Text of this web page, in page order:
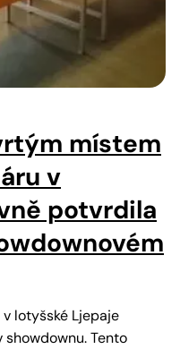
místem
v
potvrdila
lotyšské Ljepaje
Tento